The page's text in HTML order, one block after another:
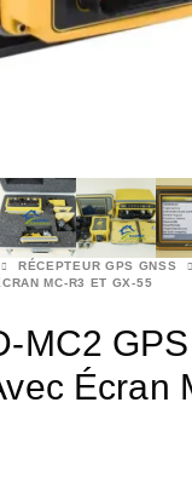
RÉCEPTEUR GPS GNSS
MC-R3 ET GX-55
MC2
Écran